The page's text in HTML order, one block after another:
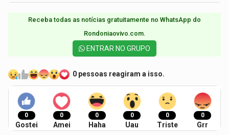
Receba todas as notícias gratuitamente no WhatsApp do
Rondoniaovivo.com.​
ENTRAR NO GRUPO
0 pessoas reagiram a isso.
0
Gostei
0
Amei
0
Haha
0
Uau
0
Triste
0
Grr